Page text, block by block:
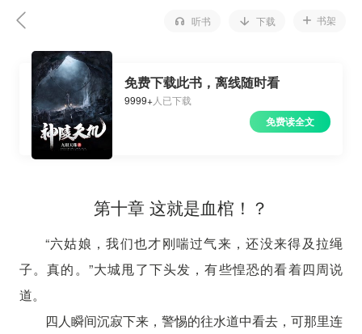
听书 下载 书架
免费下载此书，离线随时看
9999+人已下载
免费读全文
第十章 这就是血棺！？
“六姑娘，我们也才刚喘过气来，还没来得及拉绳
子。真的。”大城甩了下头发，有些惶恐的看着四周说
道。
四人瞬间沉寂下来，警惕的往水道中看去，可那里连